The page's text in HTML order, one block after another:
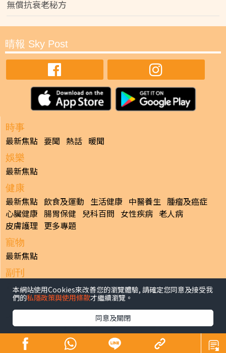
無償抗衰老秘方
晴報 Sky Post
時事
最新焦點 要聞 熱話 暖聞
娛樂
最新焦點
健康
最新焦點 飲食及運動 生活健康 中醫養生 腫瘤及癌症
心臟健康 腸胃保健 兒科百問 女性疾病 老人病
皮膚護理 更多專題
寵物
最新焦點
副刊
最新焦點
日報
中國/國際
生活副刊 親子/教育 體育 專題/人物 昔日晴報
香港經濟日報版權所有©2026
本網站使用Cookies來改善您的瀏覽體驗, 請確定您同意及接受我
們的私隱政策與使用條款才繼續瀏覽。
同意及關閉